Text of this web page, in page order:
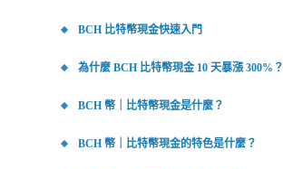
BCH 比特幣現金快速入門
為什麼 BCH 比特幣現金 10 天暴漲 300%？
BCH 幣｜比特幣現金是什麼？
BCH 幣｜比特幣現金的特色是什麼？